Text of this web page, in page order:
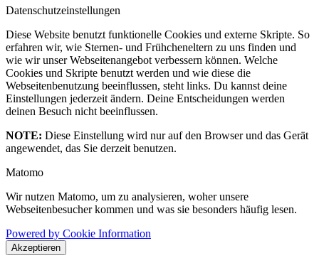
Datenschutzeinstellungen
Diese Website benutzt funktionelle Cookies und externe Skripte. So
erfahren wir, wie Sternen- und Frühcheneltern zu uns finden und
wie wir unser Webseitenangebot verbessern können. Welche
Cookies und Skripte benutzt werden und wie diese die
Webseitenbenutzung beeinflussen, steht links. Du kannst deine
Einstellungen jederzeit ändern. Deine Entscheidungen werden
deinen Besuch nicht beeinflussen.
NOTE: Diese Einstellung wird nur auf den Browser und das Gerät
angewendet, das Sie derzeit benutzen.
Matomo
Wir nutzen Matomo, um zu analysieren, woher unsere
Webseitenbesucher kommen und was sie besonders häufig lesen.
Powered by Cookie Information
Akzeptieren